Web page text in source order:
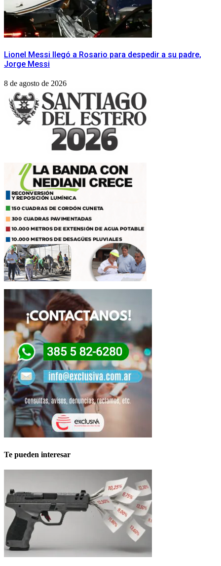
Lionel Messi llegó a Rosario para despedir a su padre,
Jorge Messi
8 de agosto de 2026
Te pueden interesar